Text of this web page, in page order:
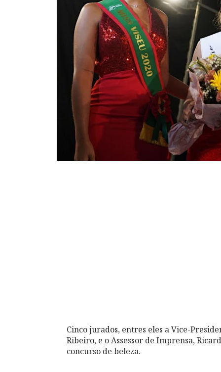
Cinco jurados, entres eles a Vice-
Ribeiro, e o Assessor de Imprensa,
concurso de beleza.